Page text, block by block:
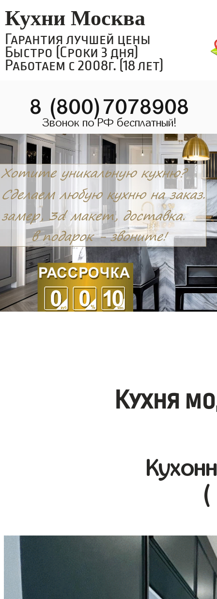
Кухни Москва
Гарантия лучшей цены
Быстро (Сроки 3 дня)
Работаем с 2008г. (18 лет)
8 (800)7078908
Звонок по РФ бесплатный!
Кухня
(